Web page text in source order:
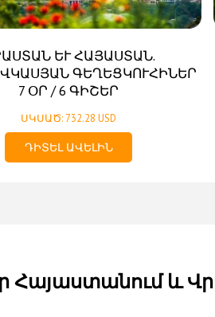
ԵՒ ՀԱՅԱՍՏԱՆ. Ա
ԳԵՂԵՑԿՈՒՀԻՆԵՐ
7 ՕՐ / 6 ԳԻՇԵՐ
ՍԿՍԱԾ: 732.28 USD
ԴԻՏԵԼ ԱՎԵԼԻՆ
Հայաստանում և